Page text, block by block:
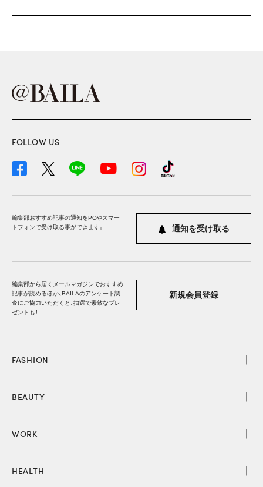
FOLLOW US
編集部おすすめ記事の通知をPCやスマー
トフォンで受け取る事ができます。
通知を受け取る
編集部から届くメールマガジンでおすすめ
記事が読めるほか、BAILAのアンケート調
査にご協力いただくと、抽選で素敵なプレ
ゼントも！
新規会員登録
FASHION
BEAUTY
WORK
HEALTH